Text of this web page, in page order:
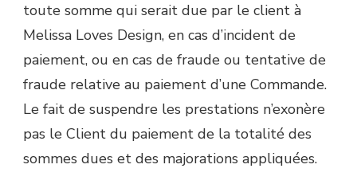
toute somme qui serait due par le client à
Melissa Loves Design, en cas d’incident de
paiement, ou en cas de fraude ou tentative de
fraude relative au paiement d’une Commande.
Le fait de suspendre les prestations n’exonère
pas le Client du paiement de la totalité des
sommes dues et des majorations appliquées.